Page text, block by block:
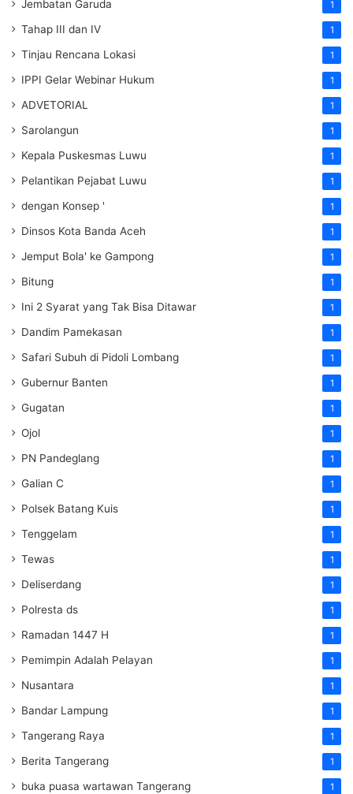
Jembatan Garuda 1
Tahap III dan IV 1
Tinjau Rencana Lokasi 1
IPPI Gelar Webinar Hukum 1
ADVETORIAL 1
Sarolangun 1
Kepala Puskesmas Luwu 1
Pelantikan Pejabat Luwu 1
dengan Konsep ' 1
Dinsos Kota Banda Aceh 1
Jemput Bola' ke Gampong 1
Bitung 1
Ini 2 Syarat yang Tak Bisa Ditawar 1
Dandim Pamekasan 1
Safari Subuh di Pidoli Lombang 1
Gubernur Banten 1
Gugatan 1
Ojol 1
PN Pandeglang 1
Galian C 1
Polsek Batang Kuis 1
Tenggelam 1
Tewas 1
Deliserdang 1
Polresta ds 1
Ramadan 1447 H 1
Pemimpin Adalah Pelayan 1
Nusantara 1
Bandar Lampung 1
Tangerang Raya 1
Berita Tangerang 1
buka puasa wartawan Tangerang 1